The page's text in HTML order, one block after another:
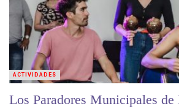
Los Paradores Municipales de
ACTIVIDADES